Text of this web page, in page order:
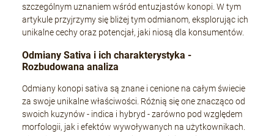
szczególnym uznaniem wśród entuzjastów konopi. W tym
artykule przyjrzymy się bliżej tym odmianom, eksplorując ich
unikalne cechy oraz potencjał, jaki niosą dla konsumentów.
Odmiany Sativa i ich charakterystyka -
Rozbudowana analiza
Odmiany konopi sativa są znane i cenione na całym świecie
za swoje unikalne właściwości. Różnią się one znacząco od
swoich kuzynów - indica i hybryd - zarówno pod względem
morfologii, jak i efektów wywoływanych na użytkownikach.